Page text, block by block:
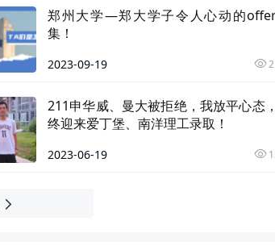
郑州大学—郑大学子令人心动的
集！
2023-09-19
211申华威、曼大被拒绝，我放平心态
终迎来爱丁堡、南洋理工录取！
2023-06-19